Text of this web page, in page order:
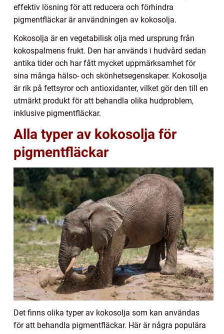
effektiv lösning för att reducera och förhindra
pigmentfläckar är användningen av kokosolja.
Kokosolja är en vegetabilisk olja med ursprung från
kokospalmens frukt. Den har används i hudvård sedan
antika tider och har fått mycket uppmärksamhet för
sina många hälso- och skönhetsegenskaper. Kokosolja
är rik på fettsyror och antioxidanter, vilket gör den till en
utmärkt produkt för att behandla olika hudproblem,
inklusive pigmentfläckar.
Alla typer av kokosolja för
pigmentfläckar
Det finns olika typer av kokosolja som kan användas
för att behandla pigmentfläckar. Här är några populära